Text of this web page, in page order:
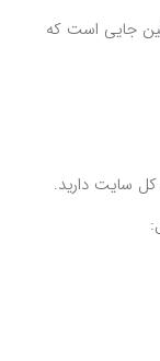
جایی است که
سایت دارید.